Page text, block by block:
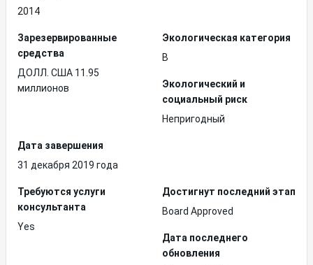
2014
Зарезервированные
средства
ДОЛЛ. США 11.95
миллионов
Экологическая категория
B
Экологический и
социальный риск
Непригодный
Дата завершения
31 декабря 2019 года
Требуются услуги
консультанта
Yes
Достигнут последний этап
Board Approved
Дата последнего
обновления